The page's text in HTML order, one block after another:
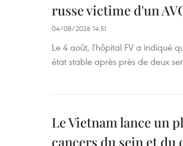
russe victime d'un
04/08/2026 14:51
Le 4 août, l'hôpital FV a indiqué
état stable après près de deux
Le Vietnam lance un
cancers du sein et du